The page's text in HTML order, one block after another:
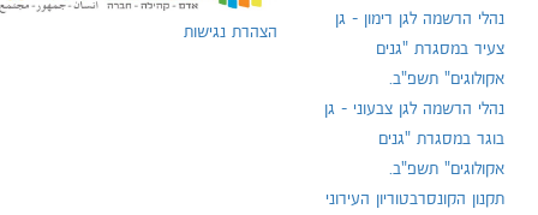
נהלי הרשמה לגן רימון - גן
צעיר במסגרת "גנים
אקולוגים" תשפ"ב.
נהלי הרשמה לגן צבעוני - גן
בוגר במסגרת "גנים
אקולוגים" תשפ"ב.
תקנון הקונסרבטוריון העירוני
הצהרת נגישות